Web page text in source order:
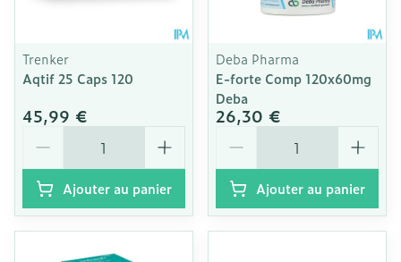
Trenker
Aqtif 25 Caps 120
45,99 €
Ajouter au panier
Deba Pharma
E-forte Comp 120x60mg
Deba
26,30 €
Ajouter au panier